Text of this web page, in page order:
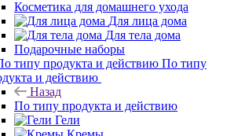
Косметика для домашнего ухода
Для лица дома
Для тела дома
Подарочные наборы
По типу
и действию
Назад
По типу продукта и действию
Гели